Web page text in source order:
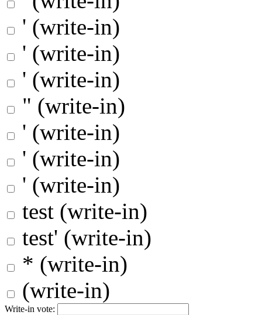
' (write-in)
' (write-in)
' (write-in)
" (write-in)
' (write-in)
' (write-in)
' (write-in)
test (write-in)
test' (write-in)
* (write-in)
(write-in)
Write-in vote: